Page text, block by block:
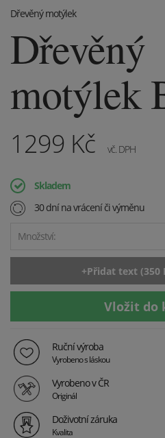
Dřevěný motýlek
Dřevěný
motýlek
1299 Kč vč. DPH
Skladem
30 dní na vrácení či výměnu
Množství:
Ruční výroba
Vyrobeno s láskou
Vyrobeno v ČR
Originál
Doživotní záruka
Kvalita